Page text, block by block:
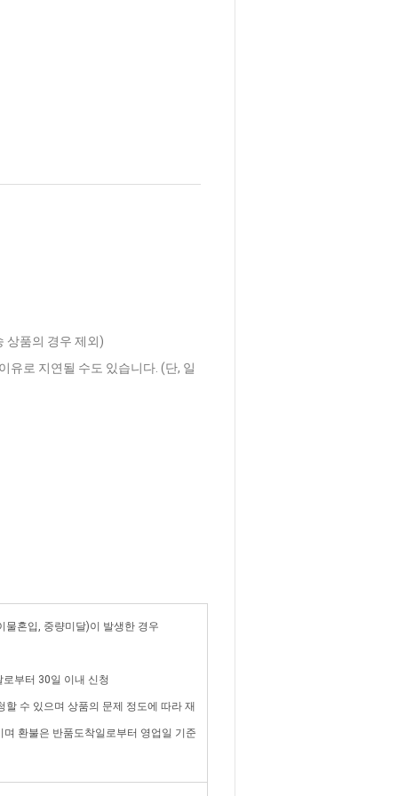
상품의 경우 제외)
유로 지연될 수도 있습니다. (단, 일
혼입, 중량미달)이 발생한 경우
부터 30일 이내 신청
수 있으며 상품의 문제 정도에 따라 재
환불은 반품도착일로부터 영업일 기준